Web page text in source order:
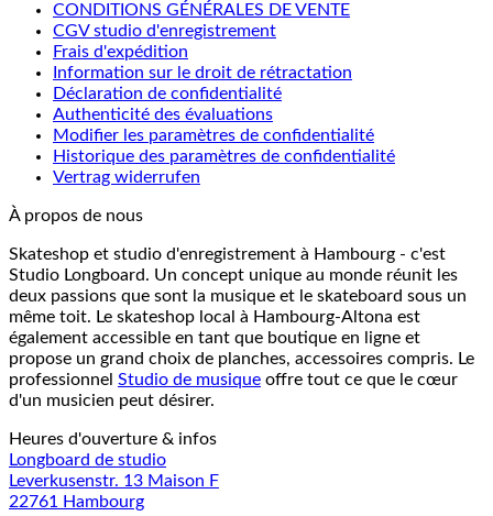
CONDITIONS GÉNÉRALES DE VENTE
CGV studio d'enregistrement
Frais d'expédition
Information sur le droit de rétractation
Déclaration de confidentialité
Authenticité des évaluations
Modifier les paramètres de confidentialité
Historique des paramètres de confidentialité
Vertrag widerrufen
À propos de nous
Skateshop et studio d'enregistrement à Hambourg - c'est
Studio Longboard. Un concept unique au monde réunit les
deux passions que sont la musique et le skateboard sous un
même toit. Le skateshop local à Hambourg-Altona est
également accessible en tant que boutique en ligne et
propose un grand choix de planches, accessoires compris. Le
professionnel Studio de musique offre tout ce que le cœur
d'un musicien peut désirer.
Heures d'ouverture & infos
Longboard de studio
Leverkusenstr. 13 Maison F
22761 Hambourg